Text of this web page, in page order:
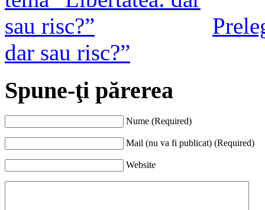
dar sau risc?”
Spune-ţi părerea
Nume (Required)
Mail (nu va fi publicat) (Required)
Website